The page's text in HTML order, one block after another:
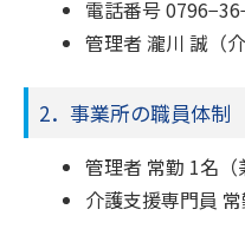
電話番号
管理者 瀧川 誠（
2．事業所の職員体制
管理者 常勤 1名（
介護支援専門員